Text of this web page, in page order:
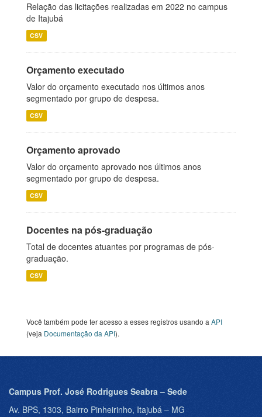
Relação das licitações realizadas em 2022 no campus
de Itajubá
CSV
Orçamento executado
Valor do orçamento executado nos últimos anos
segmentado por grupo de despesa.
CSV
Orçamento aprovado
Valor do orçamento aprovado nos últimos anos
segmentado por grupo de despesa.
CSV
Docentes na pós-graduação
Total de docentes atuantes por programas de pós-
graduação.
CSV
Você também pode ter acesso a esses registros usando a API
(veja Documentação da API).
Campus Prof. José Rodrigues Seabra – Sede
Av. BPS, 1303, Bairro Pinheirinho, Itajubá – MG